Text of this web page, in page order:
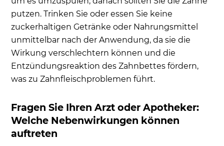
putzen. Trinken Sie oder essen Sie keine
zuckerhaltigen Getränke oder Nahrungsmittel
unmittelbar nach der Anwendung, da sie die
Wirkung verschlechtern können und die
Entzündungsreaktion des Zahnbettes fördern,
was zu Zahnfleischproblemen führt.
Fragen Sie Ihren Arzt oder Apotheker:
Welche Nebenwirkungen können
auftreten